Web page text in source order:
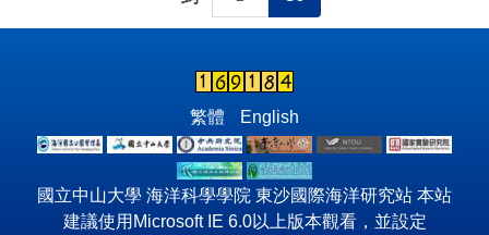
繁體 English
國立中山大學 海洋科學學院 東沙國際海洋研究站 本站
建議使用Microsoft IE 6.0以上版本觀看，並設定